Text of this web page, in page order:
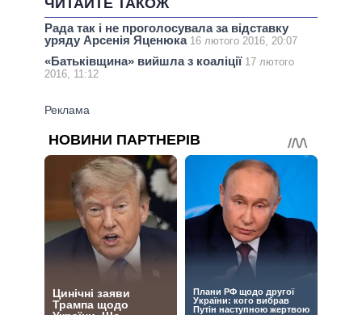
Рада так і не проголосувала за відставку
уряду Арсенія Яценюка 16 лютого 2016, 20:07
«Батьківщина» вийшла з коаліції 17 лютого
2016, 11:12